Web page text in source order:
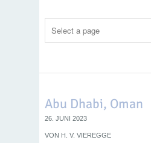
Abu Dhabi, Oman
26. JUNI 2023
VON H. V. VIEREGGE